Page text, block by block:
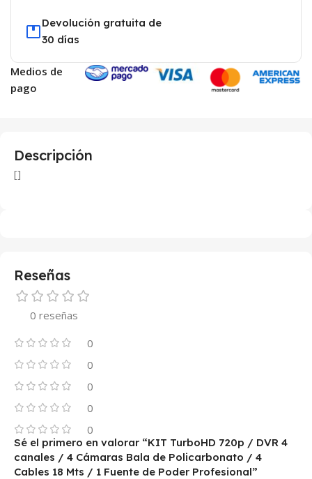
Devolución gratuita de
30 días
Medios de
pago
Descripción
[]
Reseñas
0 reseñas
0
0
0
0
0
Sé el primero en valorar “KIT TurboHD 720p / DVR 4
canales / 4 Cámaras Bala de Policarbonato / 4
Cables 18 Mts / 1 Fuente de Poder Profesional”